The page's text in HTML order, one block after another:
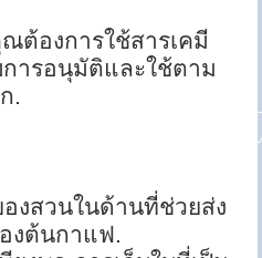
ต้องการใช้สารเคมี
การอนุมัติและใช้ตาม
.
งสวนในด้านที่ช่วยส่ง
งต้นกาแฟ.